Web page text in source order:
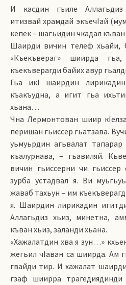
И касдин гъиле Аллагьдиз
итизвай храмдай экъечIай
кепек – шагьидин чкадал
Шаирди вичин телеф хьайи,
«Къекъвераг» шиирда
къекъверагди байих авур
Гьа икI шаирдин
къакъудна, а игит гьа
хьана…
Чна Лермонтован шиир
перишан гьиссер гьатзава.
уьмуьрдин агьвалат тапарар
къалурнава, – гьавиляй.
вичин гьиссерни чи
зурба устадвал я. Ви
жаваб тахьун – им
я. Шаирдин лирикадин
Аллагьдиз хьиз, минетна,
къван хьиз, заланди хьана.
«Хажалатдин хва я зун…»
жегьил чIаван са шиирда. Ам
гвайди тир. И хажалат
гзаф шиирра трагедиядинди